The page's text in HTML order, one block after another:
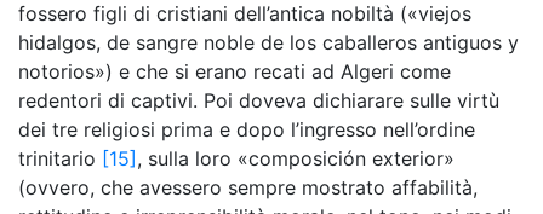
fossero figli di cristiani dell’antica nobiltà («viejos
hidalgos, de sangre noble de los caballeros antiguos y
notorios») e che si erano recati ad Algeri come
redentori di captivi. Poi doveva dichiarare sulle virtù
dei tre religiosi prima e dopo l’ingresso nell’ordine
trinitario [15] , sulla loro «composición exterior»
(ovvero, che avessero sempre mostrato affabilità,